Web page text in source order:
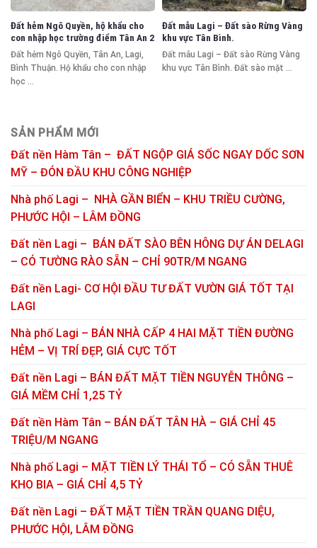
Đất hẻm Ngô Quyền, hộ khẩu cho
con nhập học trường điểm Tân An 2
Đất hẻm Ngô Quyền, Tân An, Lagi,
Bình Thuận. Hộ khẩu cho con nhập
học ...
Đất mẫu Lagi – Đất sào Rừng Vàng
khu vực Tân Bình.
Đất mẫu Lagi – Đất sào Rừng Vàng
khu vực Tân Bình. Đất sào mặt ...
SẢN PHẨM MỚI
Đất nền Hàm Tân – ĐẤT NGỘP GIÁ SỐC NGAY DỐC SƠN
MỸ – ĐÓN ĐẦU KHU CÔNG NGHIỆP
Nhà phố Lagi – NHÀ GẦN BIỂN – KHU TRIỀU CƯỜNG,
PHƯỚC HỘI – LÂM ĐỒNG
Đất nền Lagi – BÁN ĐẤT SÀO BÊN HÔNG DỰ ÁN DELAGI
– CÓ TƯỜNG RÀO SẴN – CHỈ 90TR/M NGANG
Đất nền Lagi- CƠ HỘI ĐẦU TƯ ĐẤT VƯỜN GIÁ TỐT TẠI
LAGI
Nhà phố Lagi – BÁN NHÀ CẤP 4 HAI MẶT TIỀN ĐƯỜNG
HẺM – VỊ TRÍ ĐẸP, GIÁ CỰC TỐT
Đất nền Lagi – BÁN ĐẤT MẶT TIỀN NGUYỄN THÔNG –
GIÁ MỀM CHỈ 1,25 TỶ
Đất nền Hàm Tân – BÁN ĐẤT TÂN HÀ – GIÁ CHỈ 45
TRIỆU/M NGANG
Nhà phố Lagi – MẶT TIỀN LÝ THÁI TỔ – CÓ SẴN THUÊ
KHO BIA – GIÁ CHỈ 4,5 TỶ
Đất nền Lagi – ĐẤT MẶT TIỀN TRẦN QUANG DIỆU,
PHƯỚC HỘI, LÂM ĐỒNG